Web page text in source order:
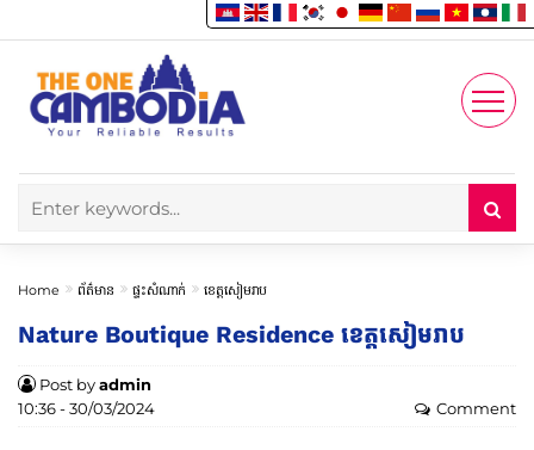
Account
Enjoy
Home ព័ត៌មាន ផ្ទះសំណាក់ ខេត្តសៀមរាប
Nature Boutique Residence ខេត្តសៀមរាប
Post byadmin
10:36 - 30/03/2024
Comment